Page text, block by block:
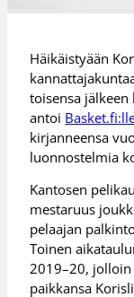
Häikäistyään
toisensa
antoi
kirjanneensa
luonnostelmia
Kantosen
mestaruus
pelaajan
Toinen
2019–20,
paikkansa